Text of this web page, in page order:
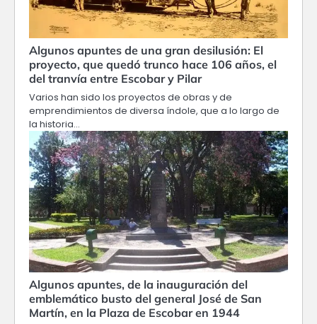
Algunos apuntes de una gran desilusión: El
proyecto, que quedó trunco hace 106 años, el
del tranvía entre Escobar y Pilar
Varios han sido los proyectos de obras y de
emprendimientos de diversa índole, que a lo largo de
la historia…
Algunos apuntes, de la inauguración del
emblemático busto del general José de San
Martín, en la Plaza de Escobar en 1944